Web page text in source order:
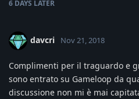
6 DAYS LATER
davcri Nov 21, 2018
Complimenti per il traguardo e
sono entrato su Gameloop da
discussione non mi è mai